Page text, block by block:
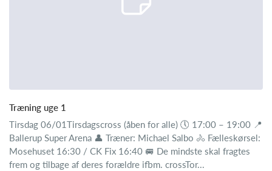
Træning uge 1
Tirsdag 06/01Tirsdagscross (åben for alle) 🕔 17:00 – 19:00 📍
Ballerup Super Arena 👤 Træner: Michael Salbo 🚴 Fælleskørsel:
Mosehuset 16:30 / CK Fix 16:40 🚐 De mindste skal fragtes
frem og tilbage af deres forældre ifbm. crossTor...